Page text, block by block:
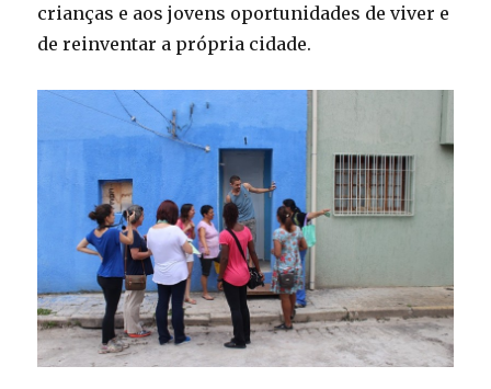
crianças e aos jovens oportunidades de viver e
de reinventar a própria cidade.